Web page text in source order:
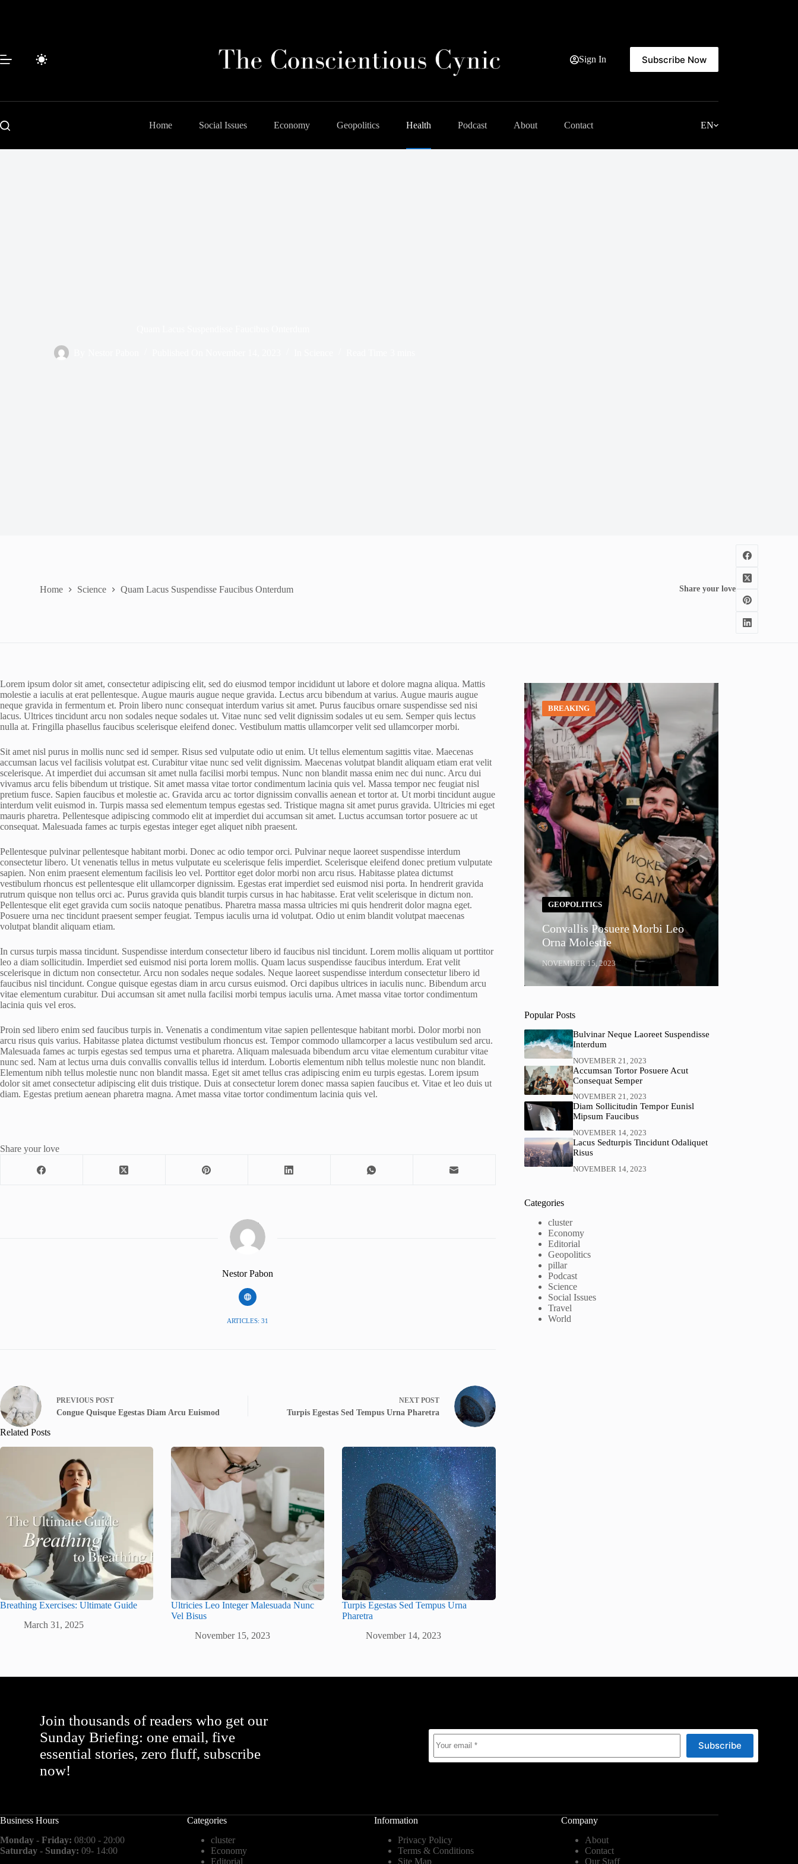
Sign In Subscribe Now
Home Social Issues Economy Geopolitics Health Podcast About Contact EN
Home Science Quam Lacus Suspendisse Faucibus Onterdum Share your love
Lorem ipsum dolor sit amet, consectetur adipiscing elit, sed do eiusmod tempor incididunt ut labore et dolore magna aliqua. Mattis
molestie a iaculis at erat pellentesque. Augue mauris augue neque gravida. Lectus arcu bibendum at varius. Augue mauris augue
neque gravida in fermentum et. Proin libero nunc consequat interdum varius sit amet. Purus faucibus ornare suspendisse sed nisi
lacus. Ultrices tincidunt arcu non sodales neque sodales ut. Vitae nunc sed velit dignissim sodales ut eu sem. Semper quis lectus
nulla at. Fringilla phasellus faucibus scelerisque eleifend donec. Vestibulum mattis ullamcorper velit sed ullamcorper morbi.
Sit amet nisl purus in mollis nunc sed id semper. Risus sed vulputate odio ut enim. Ut tellus elementum sagittis vitae. Maecenas
accumsan lacus vel facilisis volutpat est. Curabitur vitae nunc sed velit dignissim. Maecenas volutpat blandit aliquam etiam erat velit
scelerisque. At imperdiet dui accumsan sit amet nulla facilisi morbi tempus. Nunc non blandit massa enim nec dui nunc. Arcu dui
vivamus arcu felis bibendum ut tristique. Sit amet massa vitae tortor condimentum lacinia quis vel. Massa tempor nec feugiat nisl
pretium fusce. Sapien faucibus et molestie ac. Gravida arcu ac tortor dignissim convallis aenean et tortor at. Ut morbi tincidunt augue
interdum velit euismod in. Turpis massa sed elementum tempus egestas sed. Tristique magna sit amet purus gravida. Ultricies mi eget
mauris pharetra. Pellentesque adipiscing commodo elit at imperdiet dui accumsan sit amet. Luctus accumsan tortor posuere ac ut
consequat. Malesuada fames ac turpis egestas integer eget aliquet nibh praesent.
Pellentesque pulvinar pellentesque habitant morbi. Donec ac odio tempor orci. Pulvinar neque laoreet suspendisse interdum
consectetur libero. Ut venenatis tellus in metus vulputate eu scelerisque felis imperdiet. Scelerisque eleifend donec pretium vulputate
sapien. Non enim praesent elementum facilisis leo vel. Porttitor eget dolor morbi non arcu risus. Habitasse platea dictumst
vestibulum rhoncus est pellentesque elit ullamcorper dignissim. Egestas erat imperdiet sed euismod nisi porta. In hendrerit gravida
rutrum quisque non tellus orci ac. Purus gravida quis blandit turpis cursus in hac habitasse. Erat velit scelerisque in dictum non.
Pellentesque elit eget gravida cum sociis natoque penatibus. Pharetra massa massa ultricies mi quis hendrerit dolor magna eget.
Posuere urna nec tincidunt praesent semper feugiat. Tempus iaculis urna id volutpat. Odio ut enim blandit volutpat maecenas
volutpat blandit aliquam etiam.
In cursus turpis massa tincidunt. Suspendisse interdum consectetur libero id faucibus nisl tincidunt. Lorem mollis aliquam ut porttitor
leo a diam sollicitudin. Imperdiet sed euismod nisi porta lorem mollis. Quam lacus suspendisse faucibus interdum. Erat velit
scelerisque in dictum non consectetur. Arcu non sodales neque sodales. Neque laoreet suspendisse interdum consectetur libero id
faucibus nisl tincidunt. Congue quisque egestas diam in arcu cursus euismod. Orci dapibus ultrices in iaculis nunc. Bibendum arcu
vitae elementum curabitur. Dui accumsan sit amet nulla facilisi morbi tempus iaculis urna. Amet massa vitae tortor condimentum
lacinia quis vel eros.
Proin sed libero enim sed faucibus turpis in. Venenatis a condimentum vitae sapien pellentesque habitant morbi. Dolor morbi non
arcu risus quis varius. Habitasse platea dictumst vestibulum rhoncus est. Tempor commodo ullamcorper a lacus vestibulum sed arcu.
Malesuada fames ac turpis egestas sed tempus urna et pharetra. Aliquam malesuada bibendum arcu vitae elementum curabitur vitae
nunc sed. Nam at lectus urna duis convallis convallis tellus id interdum. Lobortis elementum nibh tellus molestie nunc non blandit.
Elementum nibh tellus molestie nunc non blandit massa. Eget sit amet tellus cras adipiscing enim eu turpis egestas. Lorem ipsum
dolor sit amet consectetur adipiscing elit duis tristique. Duis at consectetur lorem donec massa sapien faucibus et. Vitae et leo duis ut
diam. Egestas pretium aenean pharetra magna. Amet massa vitae tortor condimentum lacinia quis vel.
Share your love
Nestor Pabon
ARTICLES: 31
PREVIOUS POST
Congue Quisque Egestas Diam Arcu Euismod
NEXT POST
Turpis Egestas Sed Tempus Urna Pharetra
Related Posts
Breathing Exercises: Ultimate Guide
March 31, 2025
Ultricies Leo Integer Malesuada Nunc
Vel Bisus
November 15, 2023
Turpis Egestas Sed Tempus Urna
Pharetra
November 14, 2023
BREAKING
GEOPOLITICS
Convallis Posuere Morbi Leo
Orna Molestie
NOVEMBER 15, 2023
Popular Posts
Bulvinar Neque Laoreet Suspendisse
Interdum
NOVEMBER 21, 2023
Accumsan Tortor Posuere Acut
Consequat Semper
NOVEMBER 21, 2023
Diam Sollicitudin Tempor Eunisl
Mipsum Faucibus
NOVEMBER 14, 2023
Lacus Sedturpis Tincidunt Odaliquet
Risus
NOVEMBER 14, 2023
Categories
cluster
Economy
Editorial
Geopolitics
pillar
Podcast
Science
Social Issues
Travel
World
Join thousands of readers who get our
Sunday Briefing: one email, five
essential stories, zero fluff, subscribe
now!
Subscribe
Business Hours
Monday - Friday: 08:00 - 20:00
Saturday - Sunday: 09- 14:00
Categories
cluster
Economy
Editorial
Information
Privacy Policy
Terms & Conditions
Site Map
Company
About
Contact
Our Staff